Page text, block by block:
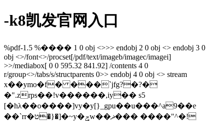
-k8凯发官网入口
%pdf-1.5 %���� 1 0 obj <>>> endobj 2 0 obj <> endobj 3 0
obj <>/font<>/procset[/pdf/text/imageb/imagec/imagei]
>>/mediabox[ 0 0 595.32 841.92] /contents 4 0
r/group<>/tabs/s/structparents 0>> endobj 4 0 obj <> stream
x��ymo�f� ���`jfg?�?�
�".zrps��!v������,iy�� s5
[�hλ��o����]vy�y[}_gpu��u���^a9��e
��`rr�ט�}�]�~y�ݯw��ޛ��� ����"^�!